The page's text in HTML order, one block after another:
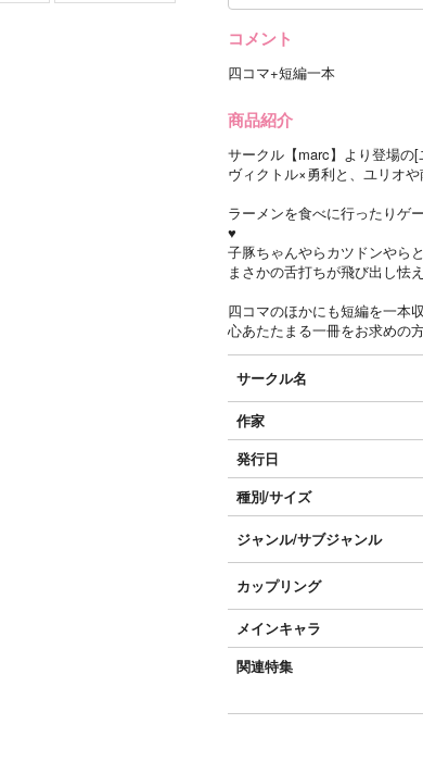
コメント
四コマ+短編一本
商品紹介
サークル【marc】より登場の[
ヴィクトル×勇利と、ユリオ
ラーメンを食べに行ったりゲ
♥
子豚ちゃんやらカツドンやら
まさかの舌打ちが飛び出し怯
四コマのほかにも短編を一本
心あたたまる一冊をお求めの
サークル名
作家
発行日
種別/サイズ
ジャンル/サブジャンル
カップリング
メインキャラ
関連特集